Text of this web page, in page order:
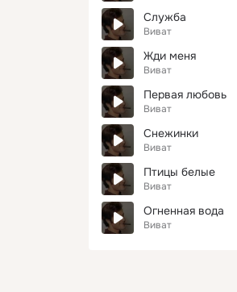
Служба
Виват
Жди меня
Виват
Первая любовь
Виват
Снежинки
Виват
Птицы белые
Виват
Огненная вода
Виват